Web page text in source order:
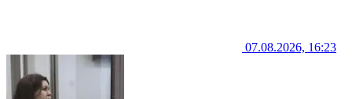
07.08.2026, 16:23